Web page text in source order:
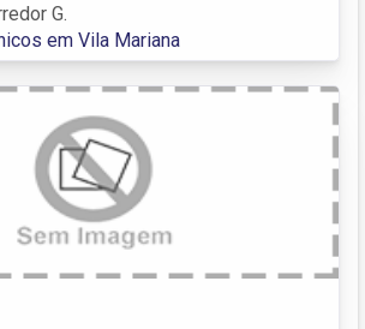
G.
em Vila Mariana